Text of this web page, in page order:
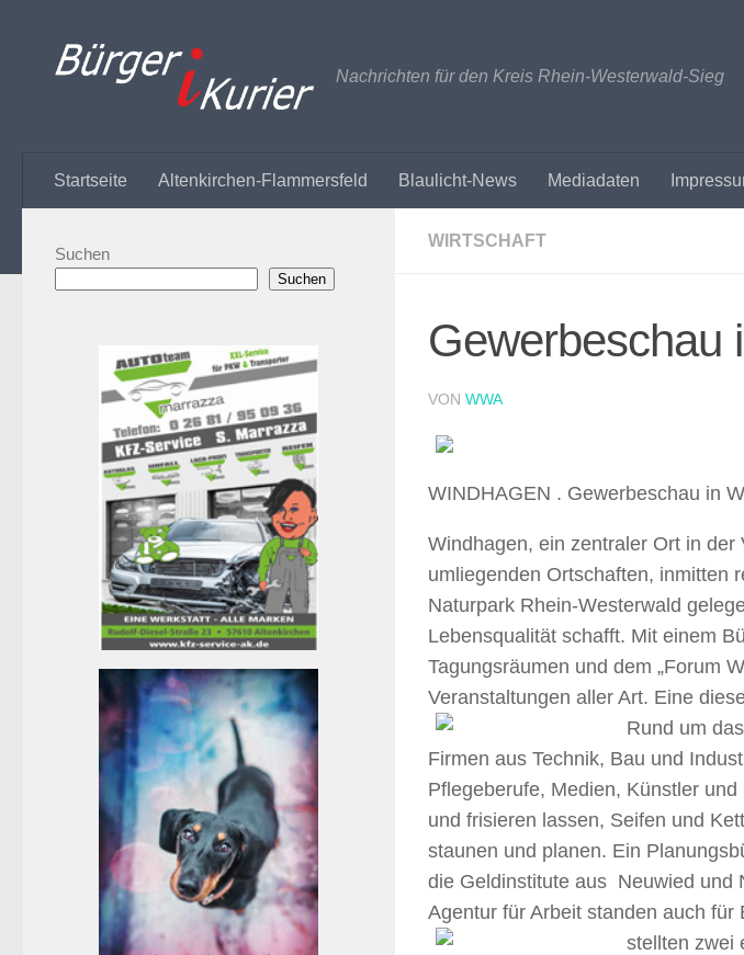
Nachrichten für den Kreis Rhein-Westerwald-Sieg
Startseite Altenkirchen-Flammersfeld Blaulicht-News Mediadaten
WIRTSCHAFT
Gewerbeschau
VON WWA
WINDHAGEN . Gewerbeschau in
Windhagen, ein zentraler Ort in
umliegenden Ortschaften, inmitten
Naturpark Rhein-Westerwald
Lebensqualität schafft. Mit einem
Tagungsräumen und dem „Forum
Veranstaltungen aller Art. Eine
Rund um
Firmen aus Technik, Bau und
Pflegeberufe, Medien, Künstler
und frisieren lassen, Seifen und
staunen und planen. Ein
die Geldinstitute aus Neuwied und
Agentur für Arbeit standen auch
stellten zwei
Suchen
Suchen